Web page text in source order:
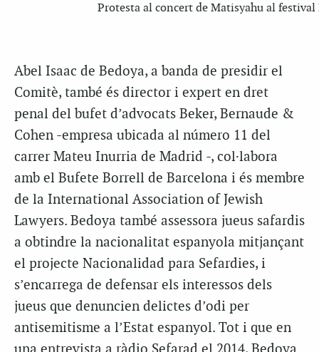
Protesta al concert de Matisyahu al festival
Abel Isaac de Bedoya, a banda de presidir el
Comitè, també és director i expert en dret
penal del bufet d’advocats Beker, Bernaude &
Cohen -empresa ubicada al número 11 del
carrer Mateu Inurria de Madrid -, col·labora
amb el Bufete Borrell de Barcelona i és membre
de la International Association of Jewish
Lawyers. Bedoya també assessora jueus safardis
a obtindre la nacionalitat espanyola mitjançant
el projecte Nacionalidad para Sefardies, i
s’encarrega de defensar els interessos dels
jueus que denuncien delictes d’odi per
antisemitisme a l’Estat espanyol. Tot i que en